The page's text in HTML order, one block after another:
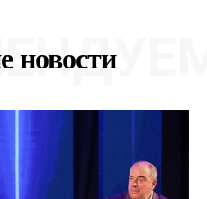
новости